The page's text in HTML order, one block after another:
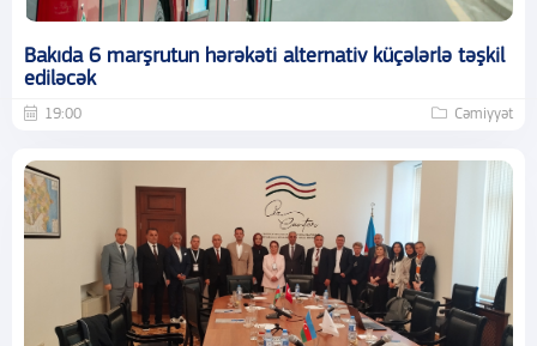
Bakıda 6 marşrutun hərəkəti alternativ küçələrlə təşkil
ediləcək
19:00 Cəmiyyət